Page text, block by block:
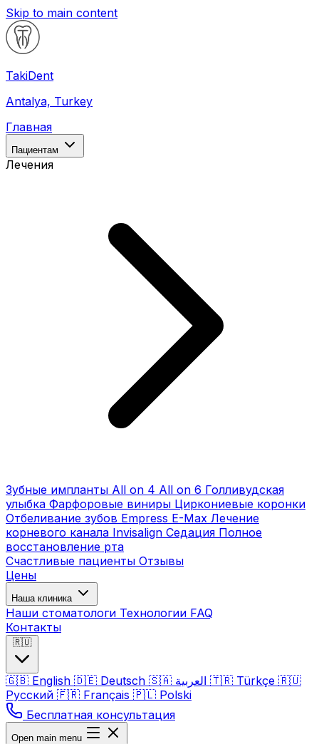
Skip to main content
TakiDent
Antalya, Turkey
Главная
Пациентам
Лечения
Зубные импланты All on 4 All on 6 Голливудская
улыбка Фарфоровые виниры Циркониевые коронки
Отбеливание зубов Empress E-Max Лечение
корневого канала Invisalign Седация Полное
восстановление рта
Счастливые пациенты Отзывы
Цены
Наша клиника
Наши стоматологи Технологии FAQ
Контакты
🇷🇺
🇬🇧 English 🇩🇪 Deutsch 🇸🇦 🇹🇷 Türkçe 🇷🇺
Русский 🇫🇷 Français 🇵🇱 Polski
Бесплатная консультация
Open main menu